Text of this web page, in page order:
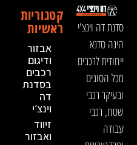
סדנת דה וינצ'י
הינה סדנא
ייחודית לרכבים
מכל הסוגים
ובעיקר רכבי
שטח, רכבי
עבודה
קטגוריות
ראשיות
אבזור
ודיגום
רכבים
בסדנת
דה
וינצ׳י
זיווד
ואבזור